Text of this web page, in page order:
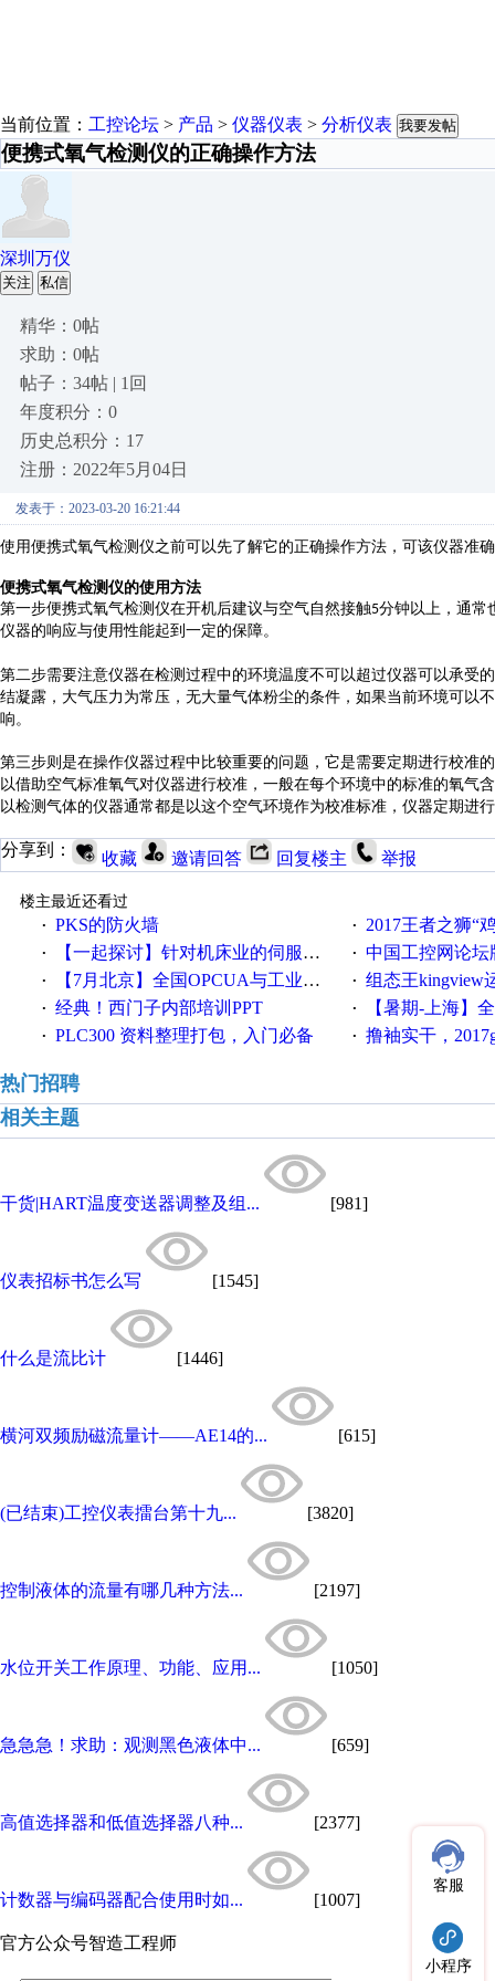
当前位置： 工控论坛 > 产品 > 仪器仪表 > 分析仪表 我要发帖
便携式氧气检测仪的正确操作方法
深圳万仪
关注 私信
精华：0帖
求助：0帖
帖子：34帖 | 1回
年度积分：0
历史总积分：17
注册：2022年5月04日
发表于：2023-03-20 16:21:44
使用便携式氧气检测仪之前可以先了解它的正确操作方法，可该仪器准
便携式氧气检测仪的使用方法
第一步便携式氧气检测仪在开机后建议与空气自然接触5分钟以上， 通常
仪器的响应与使用性能起到一定的保障。
第二步需要注意仪器在检测过程中的环境温度不可以超过仪器可以承受
结凝露，大气压力为常压，无大量气体粉尘的条件，如果当前环境可以
响。
第三步则是在操作仪器过程中比较重要的问题，它是需要定期进行校准的
以借助空气标准氧气对仪器进行校准， 一般在每个环境中的标准的氧气
以检测气体的仪器通常都是以这个空气环境作为校准标准 ， 仪器定期进
分享到： 收藏 邀请回答 回复楼主 举报
楼主最近还看过
· PKS的防火墙 · 2017王者之狮“鸡”情签到
· 【一起探讨】针对机床业的伺服系统发展，您的期望是什么？ · 中国工控网论坛版
· 【7月北京】全国OPCUA与工业互联技术培训班通知！ · 组态王kingview
· 经典！西门子内部培训PPT · 【暑期-上海】全国工业
· PLC300 资料整理打包，入门必备 · 撸袖实干，2017gongkong®第
热门招聘
相关主题
干货|HART温度变送器调整及组... [981]
仪表招标书怎么写 [1545]
什么是流比计 [1446]
横河双频励磁流量计——AE14的... [615]
(已结束)工控仪表擂台第十九... [3820]
控制液体的流量有哪几种方法... [2197]
水位开关工作原理、功能、应用... [1050]
急急急！求助：观测黑色液体中... [659]
高值选择器和低值选择器八种... [2377]
计数器与编码器配合使用时如... [1007]
官方公众号智造工程师
客服
小程序